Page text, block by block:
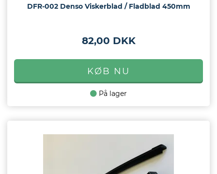
DFR-002 Denso Viskerblad / Fladblad 450mm
82,00 DKK
På lager